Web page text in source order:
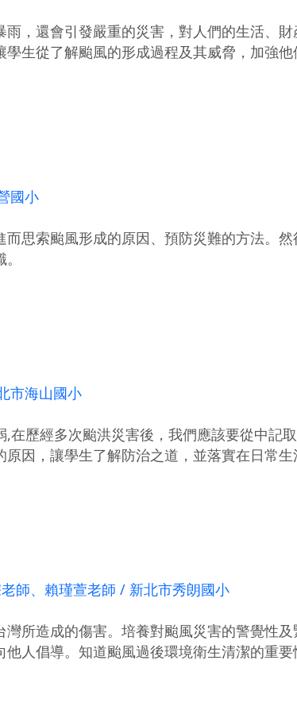
，還會引發嚴重的災害，對人們的生活、
生從了解颱風的形成過程及其威脅，加強
國小
思索颱風形成的原因、預防災難的方法。
市海山國小
在歷經多次颱洪災害後，我們應該要從中記
因，讓學生了解防治之道，並落實在日常生
師、賴瑾萱老師 / 新北市秀朗國小
所造成的傷害。培養對颱風災害的警覺性
人倡導。知道颱風過後環境衛生清潔的重要